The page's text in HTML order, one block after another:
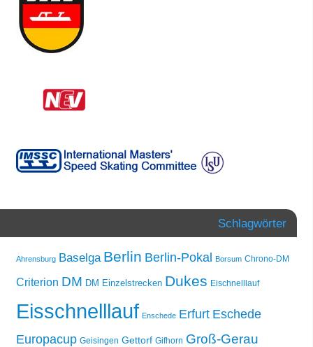
Schlagwörter
Ahrensburg Baselga Berlin Berlin-Pokal Borsum Chrono-DM
Criterion DM DM Einzelstrecken Dukes Eischnelllauf
Eisschnelllauf Enschede Erfurt Eschede
Europacup Geisingen Gettorf Gifhorn Groß-Gerau